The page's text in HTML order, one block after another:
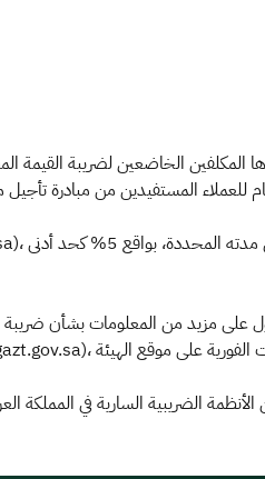
المكلفين الخاضعين لضريبة القيمة
الضريبية السارية في